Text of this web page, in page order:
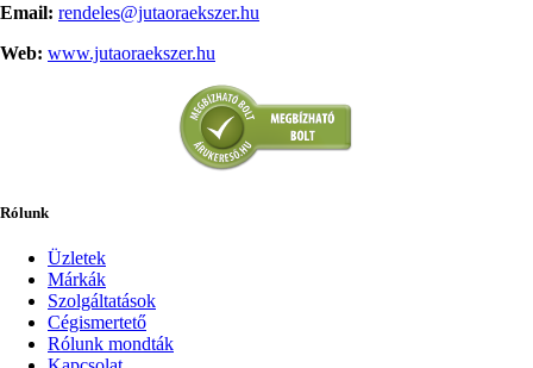
Email: rendeles@jutaoraekszer.hu
Web: www.jutaoraekszer.hu
Rólunk
Üzletek
Márkák
Szolgáltatások
Cégismertető
Rólunk mondták